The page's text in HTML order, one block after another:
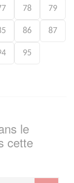
78 79
86 87
95
le
cette